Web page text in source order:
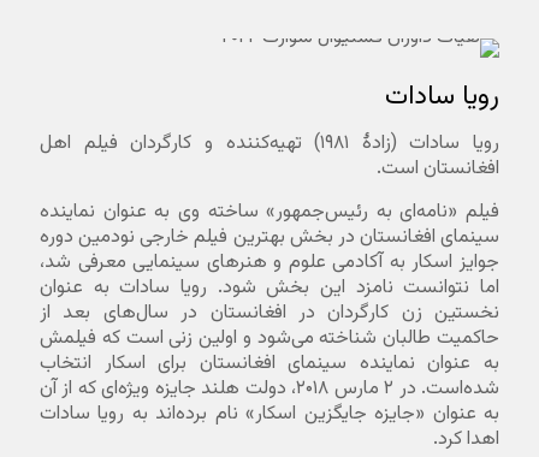
رویا سادات
رویا سادات (زادهٔ ۱۹۸۱) تهیه‌کننده و کارگردان فیلم اهل
افغانستان است.
فیلم «نامه‌ای به رئیس‌جمهور» ساخته وی به عنوان نماینده
سینمای افغانستان در بخش بهترین فیلم خارجی نودمین دوره
جوایز اسکار به آکادمی علوم و هنرهای سینمایی معرفی شد،
اما نتوانست نامزد این بخش شود. رویا سادات به عنوان
نخستین زن کارگردان در افغانستان در سال‌های بعد از
حاکمیت طالبان شناخته می‌شود و اولین زنی است که فیلمش
به عنوان نماینده سینمای افغانستان برای اسکار انتخاب
شده‌است. در ۲ مارس ۲۰۱۸، دولت هلند جایزه ویژه‌ای که از آن
به عنوان «جایزه جایگزین اسکار» نام برده‌اند به رویا سادات
اهدا کرد.